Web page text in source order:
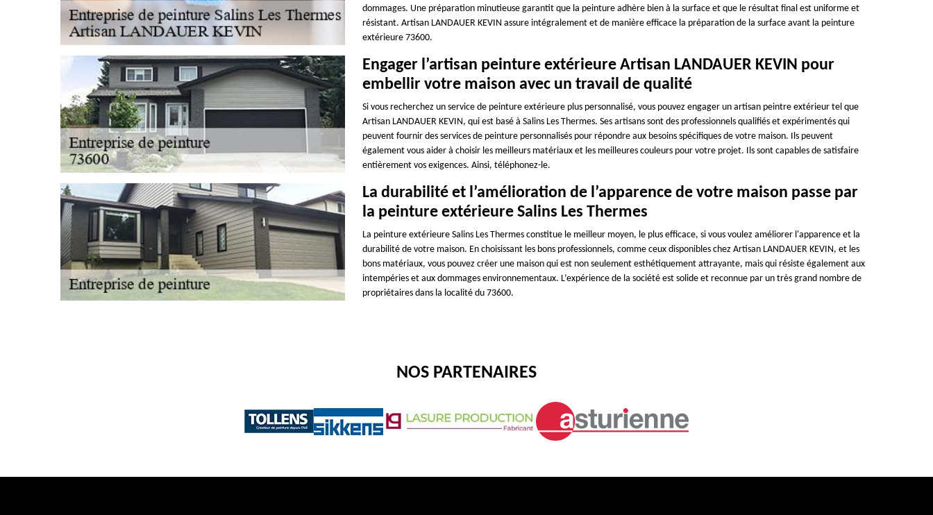
dommages. Une préparation minutieuse garantit que la peinture adhère bien à la surface et que le résultat final est uniforme et
résistant. Artisan LANDAUER KEVIN assure intégralement et de manière efficace la préparation de la surface avant la peinture
extérieure 73600.
Engager l’artisan peinture extérieure Artisan LANDAUER KEVIN pour
embellir votre maison avec un travail de qualité
Si vous recherchez un service de peinture extérieure plus personnalisé, vous pouvez engager un artisan peintre extérieur tel que
Artisan LANDAUER KEVIN, qui est basé à Salins Les Thermes. Ses artisans sont des professionnels qualifiés et expérimentés qui
peuvent fournir des services de peinture personnalisés pour répondre aux besoins spécifiques de votre maison. Ils peuvent
également vous aider à choisir les meilleurs matériaux et les meilleures couleurs pour votre projet. Ils sont capables de satisfaire
entièrement vos exigences. Ainsi, téléphonez-le.
La durabilité et l’amélioration de l’apparence de votre maison passe par
la peinture extérieure Salins Les Thermes
La peinture extérieure Salins Les Thermes constitue le meilleur moyen, le plus efficace, si vous voulez améliorer l'apparence et la
durabilité de votre maison. En choisissant les bons professionnels, comme ceux disponibles chez Artisan LANDAUER KEVIN, et les
bons matériaux, vous pouvez créer une maison qui est non seulement esthétiquement attrayante, mais qui résiste également aux
intempéries et aux dommages environnementaux. L’expérience de la société est solide et reconnue par un très grand nombre de
propriétaires dans la localité du 73600.
NOS PARTENAIRES